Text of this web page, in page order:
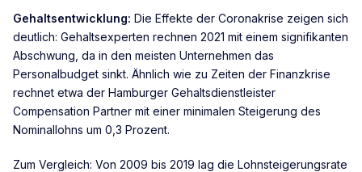
Gehaltsentwicklung: Die Effekte der Coronakrise zeigen sich
deutlich: Gehaltsexperten rechnen 2021 mit einem signifikanten
Abschwung, da in den meisten Unternehmen das
Personalbudget sinkt. Ähnlich wie zu Zeiten der Finanzkrise
rechnet etwa der Hamburger Gehaltsdienstleister
Compensation Partner mit einer minimalen Steigerung des
Nominallohns um 0,3 Prozent.
Zum Vergleich: Von 2009 bis 2019 lag die Lohnsteigerungsrate